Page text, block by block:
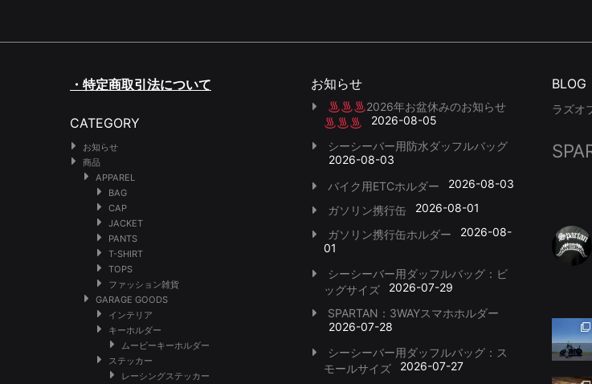
・特定商取引法について
CATEGORY
お知らせ
商品
APPAREL
BAG
CAP
JACKET
PANTS
T-SHIRT
TOPS
ファッション雑貨
GARAGE GOODS
インテリア
キーホルダー
ムービーキーホルダー
ステッカー
レーシングステッカー
お知らせ
2026年お盆休みのお知らせ
2026-08-05
シーシーバー用防水ダッフルバッグ
2026-08-03
バイク用ETCホルダー
2026-08-03
ガソリン携行缶
2026-08-01
ガソリン携行缶ホルダー
2026-08-
01
シーシーバー用ダッフルバッグ：ビ
ッグサイズ
2026-07-29
SPARTAN：3WAYスマホホルダー
2026-07-28
シーシーバー用ダッフルバッグ：ス
モールサイズ
2026-07-27
BLOG
ラズオ